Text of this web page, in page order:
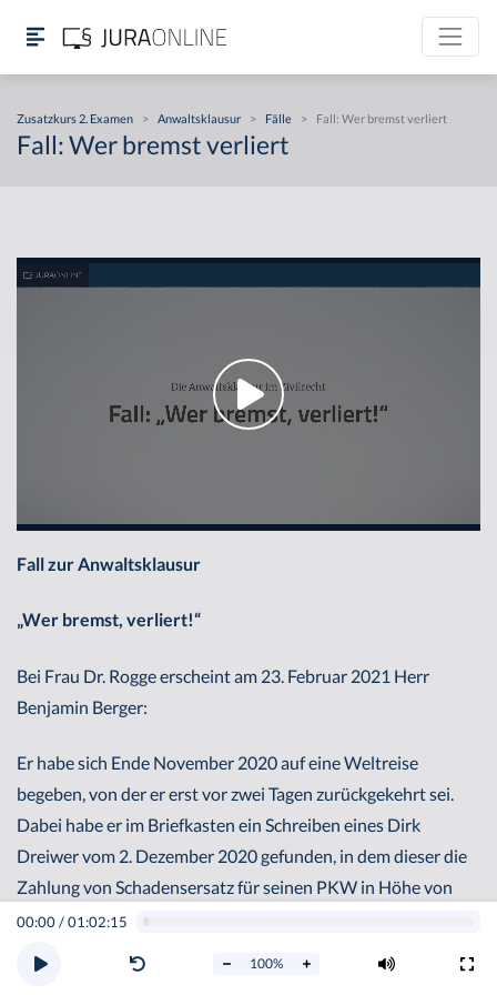
Zusatzkurs 2. Examen > Anwaltsklausur > Fälle > Fall: Wer bremst verliert
Fall: Wer bremst verliert
00:00/01:02:15
100%
Fall zur Anwaltsklausur
„Wer bremst, verliert!“
Bei Frau Dr. Rogge erscheint am 23. Februar 2021 Herr
Benjamin Berger:
Er habe sich Ende November 2020 auf eine Weltreise
begeben, von der er erst vor zwei Tagen zurückgekehrt sei.
Dabei habe er im Briefkasten ein Schreiben eines Dirk
Dreiwer vom 2. Dezember 2020 gefunden, in dem dieser die
Zahlung von Schadensersatz für seinen PKW in Höhe von
3.500,00 Euro im Zusammenhang mit einem Unfall am 21.